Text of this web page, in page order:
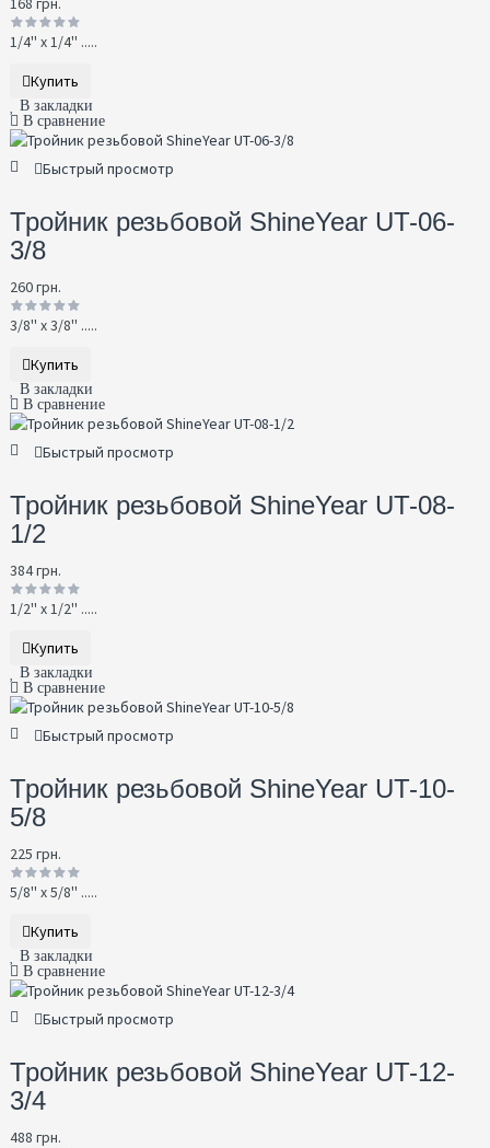
1/4'' х 1/4'' .....
Купить
В закладки
В сравнение
Быстрый просмотр
Тройник резьбовой ShineYear UT-06-
3/8
260 грн.
3/8'' х 3/8'' .....
Купить
В закладки
В сравнение
Быстрый просмотр
Тройник резьбовой ShineYear UT-08-
1/2
384 грн.
1/2'' х 1/2'' .....
Купить
В закладки
В сравнение
Быстрый просмотр
Тройник резьбовой ShineYear UT-10-
5/8
225 грн.
5/8'' х 5/8'' .....
Купить
В закладки
В сравнение
Быстрый просмотр
Тройник резьбовой ShineYear UT-12-
3/4
488 грн.